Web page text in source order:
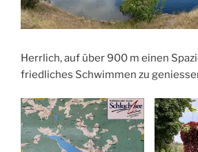
Herrlich, auf über 900 m einen
friedliches Schwimmen zu